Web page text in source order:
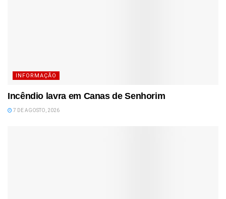
INFORMAÇÃO
Incêndio lavra em Canas de Senhorim
7 DE AGOSTO, 2026